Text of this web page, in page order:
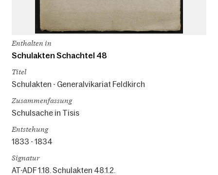
Enthalten in
Schulakten Schachtel 48
Titel
Schulakten - Generalvikariat Feldkirch
Zusammenfassung
Schulsache in Tisis
Entstehung
1833 - 1834
Signatur
AT-ADF 1.18. Schulakten 48.1.2.